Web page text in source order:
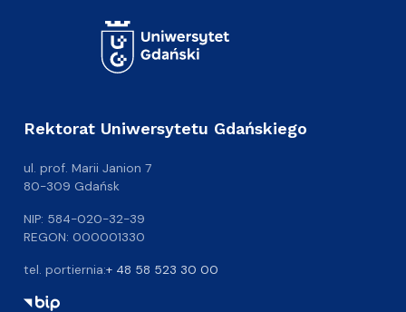
Rektorat Uniwersytetu Gdańskiego
ul. prof. Marii Janion 7
80-309 Gdańsk
NIP: 584-020-32-39
REGON: 000001330
tel. portiernia:+ 48 58 523 30 00